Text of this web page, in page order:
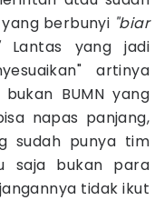
berbunyi "biar
Lantas yang jadi
artinya
bukan BUMN yang
napas panjang,
sudah punya tim
saja bukan para
tidak ikut